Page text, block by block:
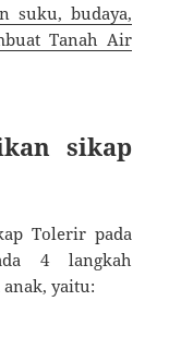
suku, budaya,
Tanah Air
sikap
Tolerir pada
4 langkah
yaitu: